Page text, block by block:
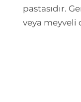
pastasıdır.
veya meyveli